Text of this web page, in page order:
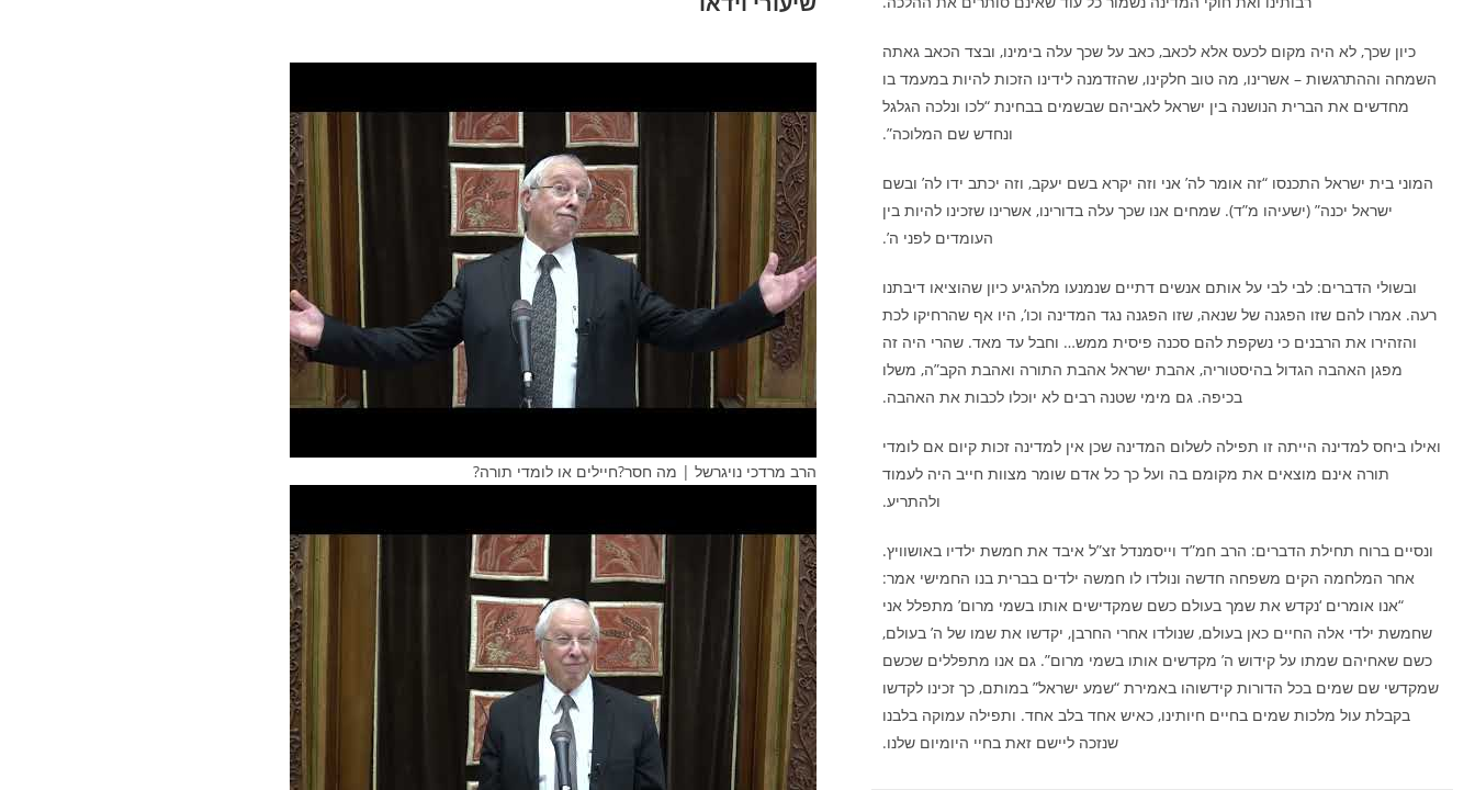
כיון שכך, לא היה מקום לכעס אלא לכאב, כאב על שכך עלה בימינו, ובצד הכאב גאתה
השמחה וההתרגשות – אשרינו, מה טוב חלקינו, שהזדמנה לידינו הזכות להיות במעמד בו
מחדשים את הברית הנושנה בין ישראל לאביהם שבשמים בבחינת “לכו ונלכה הגלגל
ונחדש שם המלוכה”.
המוני בית ישראל התכנסו “זה אומר לה’ אני וזה יקרא בשם יעקב, וזה יכתב ידו לה’ ובשם
ישראל יכנה” (ישעיהו מ”ד). שמחים אנו שכך עלה בדורינו, אשרינו שזכינו להיות בין
העומדים לפני ה’.
ובשולי הדברים: לבי לבי על אותם אנשים דתיים שנמנעו מלהגיע כיון שהוציאו דיבתנו
רעה. אמרו להם שזו הפגנה של שנאה, שזו הפגנה נגד המדינה וכו’, היו אף שהרחיקו לכת
והזהירו את הרבנים כי נשקפת להם סכנה פיסית ממש… וחבל עד מאד. שהרי היה זה
מפגן האהבה הגדול בהיסטוריה, אהבת ישראל אהבת התורה ואהבת הקב”ה, משלו
בכיפה. גם מימי שטנה רבים לא יוכלו לכבות את האהבה.
ואילו ביחס למדינה הייתה זו תפילה לשלום המדינה שכן אין למדינה זכות קיום אם לומדי
תורה אינם מוצאים את מקומם בה ועל כך כל אדם שומר מצוות חייב היה לעמוד
ולהתריע.
ונסיים ברוח תחילת הדברים: הרב חמ”ד וייסמנדל זצ”ל איבד את חמשת ילדיו באושוויץ.
אחר המלחמה הקים משפחה חדשה ונולדו לו חמשה ילדים בברית בנו החמישי אמר:
“אנו אומרים ‘נקדש את שמך בעולם כשם שמקדישים אותו בשמי מרום’ מתפלל אני
שחמשת ילדי אלה החיים כאן בעולם, שנולדו אחרי החרבן, יקדשו את שמו של ה’ בעולם,
כשם שאחיהם שמתו על קידוש ה’ מקדשים אותו בשמי מרום”. גם אנו מתפללים שכשם
שמקדשי שם שמים בכל הדורות קידשוהו באמירת “שמע ישראל” במותם, כך זכינו לקדשו
בקבלת עול מלכות שמים בחיים חיותינו, כאיש אחד בלב אחד. ותפילה עמוקה בלבנו
שנזכה ליישם זאת בחיי היומיום שלנו.
הרב מרדכי נויגרשל | מה חסר?חיילים או לומדי תורה?